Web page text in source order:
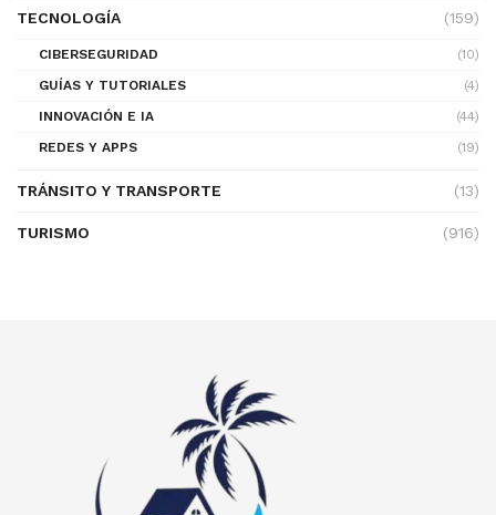
TECNOLOGÍA (159)
CIBERSEGURIDAD
(10)
GUÍAS Y TUTORIALES
(4)
INNOVACIÓN E IA
(44)
REDES Y APPS
(19)
TRÁNSITO Y TRANSPORTE (13)
TURISMO (916)